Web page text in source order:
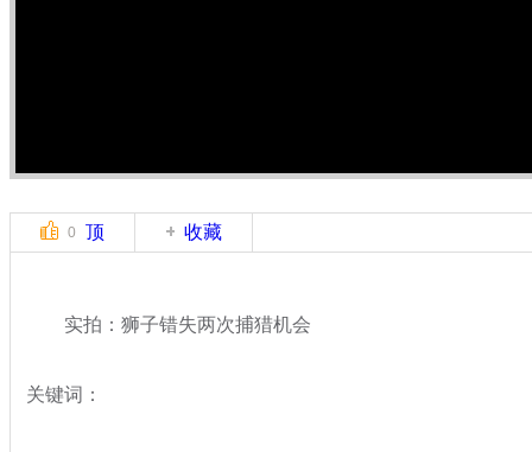
0 顶 收藏
实拍：狮子错失两次捕猎机会
关键词：